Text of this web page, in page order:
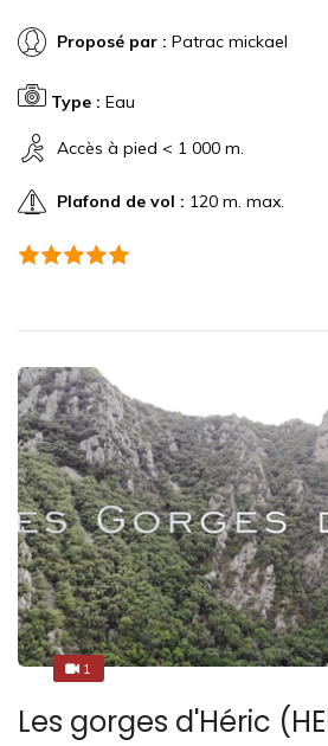
Proposé par : Patrac mickael
Type : Eau
Accès à pied < 1 000 m.
Plafond de vol : 120 m. max.
1
1
Les gorges d'Héric